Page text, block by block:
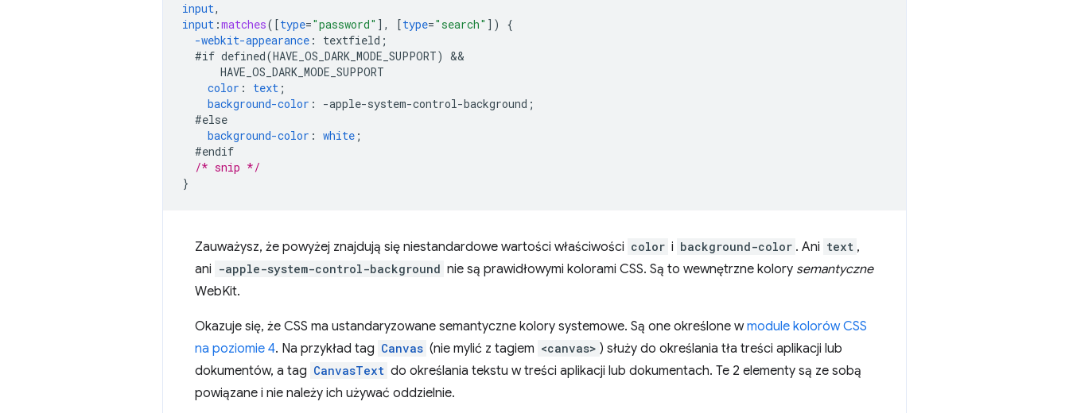
input,
input :matches([type="password" ], [type="search" ])
{
-webkit-appearance : textfield ;
#if defined(HAVE_OS_DARK_MODE_SUPPORT)
HAVE_OS_DARK_MODE_SUPPORT
color : text ;
background-color : -apple-system-control-background ;
#else
background-color : white ;
#endif
/* snip */
}
Zauważysz, że powyżej znajdują się niestandardowe wartości właściwości color i background-color . Ani text ,
ani -apple-system-control-background nie są prawidłowymi kolorami CSS. Są to wewnętrzne kolory semantyczne
WebKit.
Okazuje się, że CSS ma ustandaryzowane semantyczne kolory systemowe. Są one określone wmodule kolorów CSS
na poziomie 4. Na przykład tag Canvas (nie mylić z tagiem <canvas> ) służy do określania tła treści aplikacji lub
dokumentów, a tag CanvasText do określania tekstu w treści aplikacji lub dokumentach. Te 2 elementy są ze sobą
powiązane i nie należy ich używać oddzielnie.